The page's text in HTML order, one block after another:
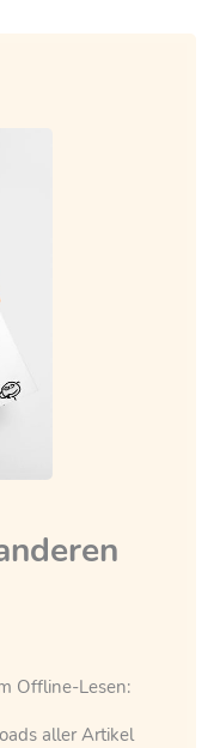
Offline-Lesen:
aller Artikel